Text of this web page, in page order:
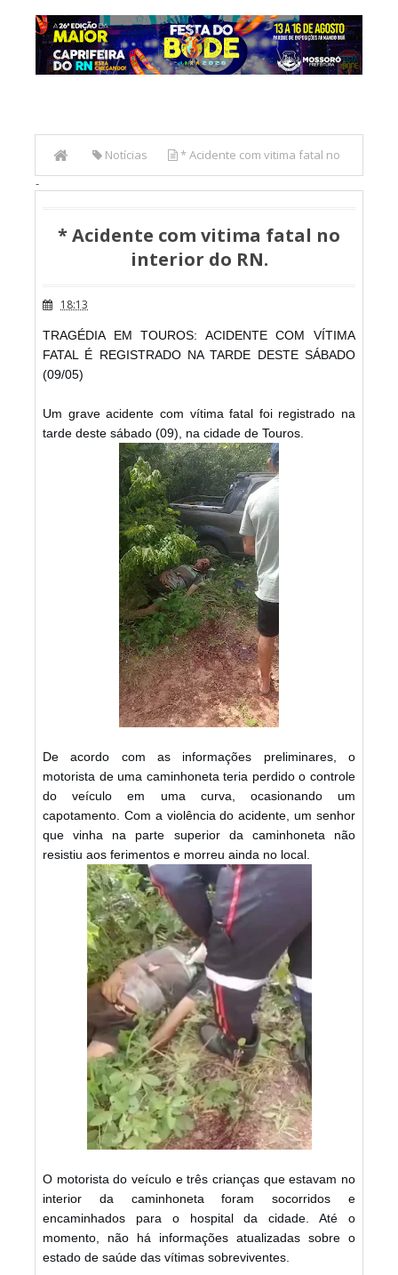
Notícias * Acidente com vitima fatal no
interior do RN.
-
* Acidente com vitima fatal no
interior do RN.
18:13
TRAGÉDIA EM TOUROS: ACIDENTE COM VÍTIMA
FATAL É REGISTRADO NA TARDE DESTE SÁBADO
(09/05)
Um grave acidente com vítima fatal foi registrado na
tarde deste sábado (09), na cidade de Touros.
De acordo com as informações preliminares, o
motorista de uma caminhoneta teria perdido o controle
do veículo em uma curva, ocasionando um
capotamento. Com a violência do acidente, um senhor
que vinha na parte superior da caminhoneta não
resistiu aos ferimentos e morreu ainda no local.
O motorista do veículo e três crianças que estavam no
interior da caminhoneta foram socorridos e
encaminhados para o hospital da cidade. Até o
momento, não há informações atualizadas sobre o
estado de saúde das vítimas sobreviventes.